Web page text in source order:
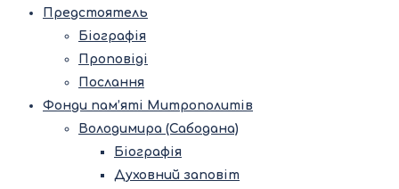
Предстоятель
Біографія
Проповіді
Послання
Фонди пам’яті Митрополитів
Володимира (Сабодана)
Біографія
Духовний заповіт